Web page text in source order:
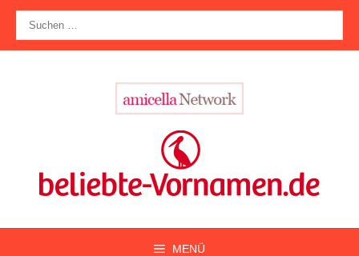
Zum
Inhalt
springen
nach:
MENÜ